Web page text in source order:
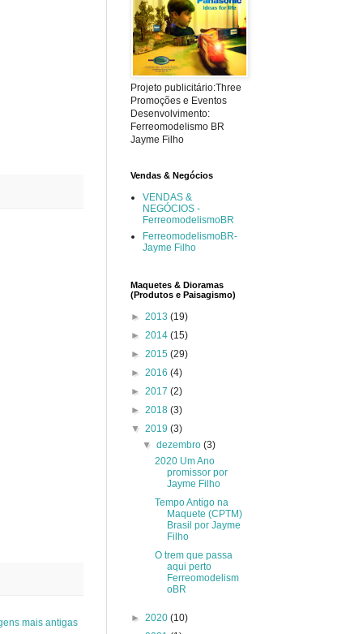
mais antigas
Projeto publicitário:Three
Promoções e Eventos
Desenvolvimento:
Ferreomodelismo BR
Jayme Filho
Vendas & Negócios
VENDAS &
NEGÓCIOS -
FerreomodelismoBR
FerreomodelismoBR-
Jayme Filho
Maquetes & Dioramas
(Produtos e Paisagismo)
► 2013 (19)
► 2014 (15)
► 2015 (29)
► 2016 (4)
► 2017 (2)
► 2018 (3)
▼ 2019 (3)
▼dezembro(3)
2020 Um Ano
promissor por
Jayme Filho
Tempo Antigo na
Maquete (CPTM)
Brasil por Jayme
Filho
O trem que passa
aqui perto
Ferreomodelism
oBR
► 2020 (10)